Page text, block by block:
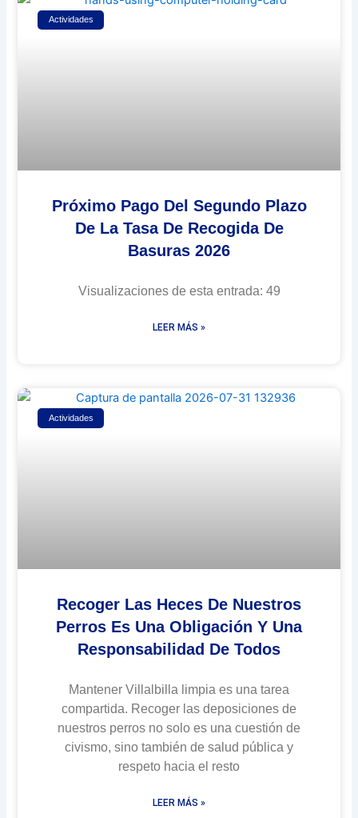
Actividades
Próximo Pago Del Segundo Plazo
De La Tasa De Recogida De
Basuras 2026
Visualizaciones de esta entrada: 49
LEER MÁS »
Actividades
Recoger Las Heces De Nuestros
Perros Es Una Obligación Y Una
Responsabilidad De Todos
Mantener Villalbilla limpia es una tarea
compartida. Recoger las deposiciones de
nuestros perros no solo es una cuestión de
civismo, sino también de salud pública y
respeto hacia el resto
LEER MÁS »